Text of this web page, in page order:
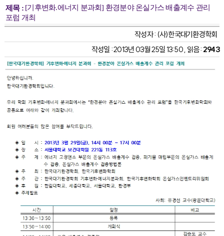
제목 :[기후변화.에너지 분과회] 환경분야 온실가스 배출계수 관리
포럼 개최
작성자 : (사)한국대기환경학회
작성일 : 2013년 03월 25일 13:50 , 읽음 :2943